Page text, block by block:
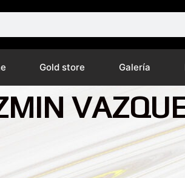
Gold store Galería